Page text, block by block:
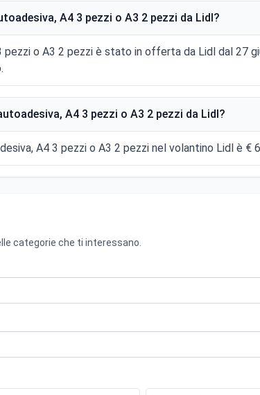
A4 3 pezzi o A3 2 pezzi da Lidl?
pezzi o A3 2 pezzi è stato in offerta da Lidl dal 27
A4 3 pezzi o A3 2 pezzi da Lidl?
A4 3 pezzi o A3 2 pezzi nel volantino Lidl è €
categorie che ti interessano.